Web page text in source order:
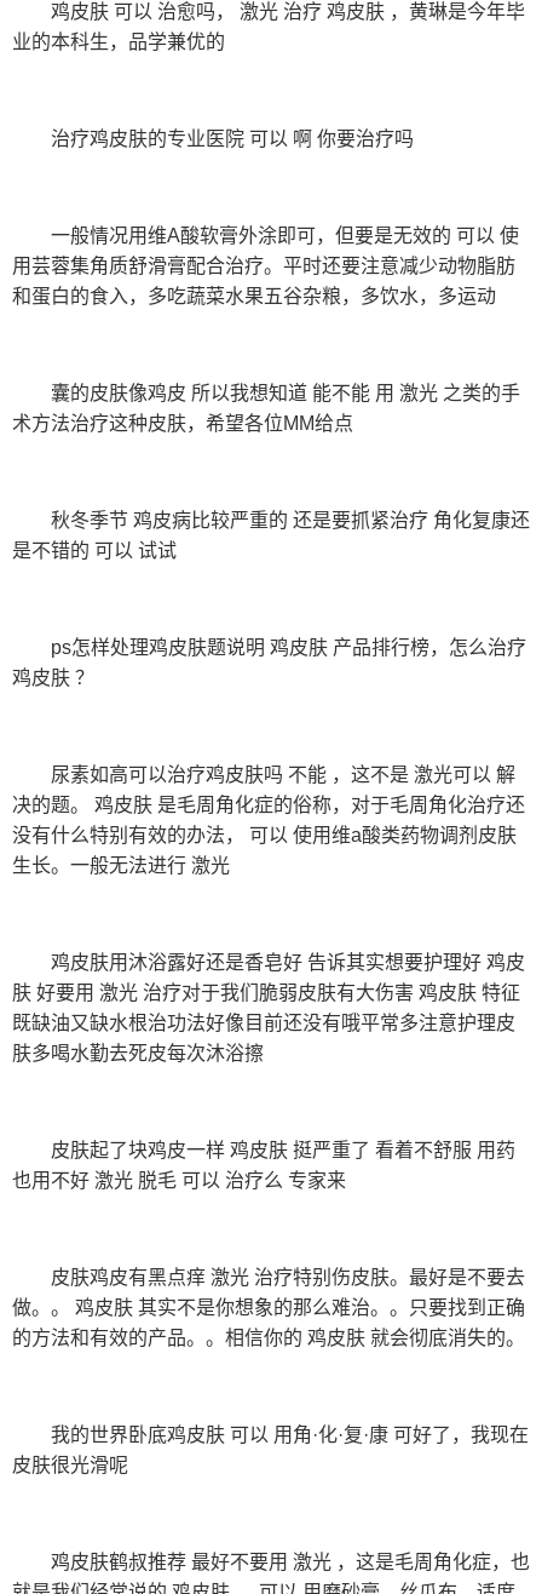
鸡皮肤 可以 治愈吗， 激光 治疗 鸡皮肤 ，黄琳是今年毕
业的本科生，品学兼优的
治疗鸡皮肤的专业医院 可以 啊 你要治疗吗
一般情况用维A酸软膏外涂即可，但要是无效的 可以 使
用芸蓉集角质舒滑膏配合治疗。平时还要注意减少动物脂肪
和蛋白的食入，多吃蔬菜水果五谷杂粮，多饮水，多运动
囊的皮肤像鸡皮 所以我想知道 能不能 用 激光 之类的手
术方法治疗这种皮肤，希望各位MM给点
秋冬季节 鸡皮病比较严重的 还是要抓紧治疗 角化复康还
是不错的 可以 试试
ps怎样处理鸡皮肤题说明 鸡皮肤 产品排行榜，怎么治疗
鸡皮肤 ？
尿素如高可以治疗鸡皮肤吗 不能 ，这不是 激光可以 解
决的题。 鸡皮肤 是毛周角化症的俗称，对于毛周角化治疗还
没有什么特别有效的办法， 可以 使用维a酸类药物调剂皮肤
生长。一般无法进行 激光
鸡皮肤用沐浴露好还是香皂好 告诉其实想要护理好 鸡皮
肤 好要用 激光 治疗对于我们脆弱皮肤有大伤害 鸡皮肤 特征
既缺油又缺水根治功法好像目前还没有哦平常多注意护理皮
肤多喝水勤去死皮每次沐浴擦
皮肤起了块鸡皮一样 鸡皮肤 挺严重了 看着不舒服 用药
也用不好 激光 脱毛 可以 治疗么 专家来
皮肤鸡皮有黑点痒 激光 治疗特别伤皮肤。最好是不要去
做。。 鸡皮肤 其实不是你想象的那么难治。。只要找到正确
的方法和有效的产品。。相信你的 鸡皮肤 就会彻底消失的。
我的世界卧底鸡皮肤 可以 用角·化·复·康 可好了，我现在
皮肤很光滑呢
鸡皮肤鹤叔推荐 最好不要用 激光 ，这是毛周角化症，也